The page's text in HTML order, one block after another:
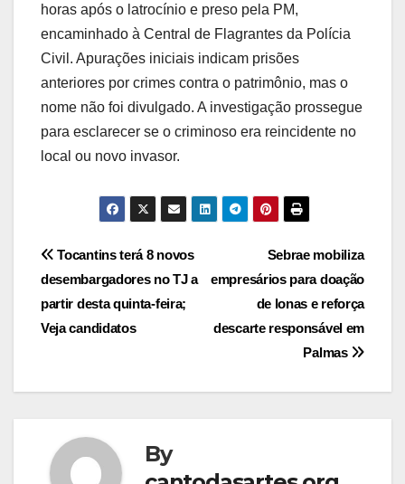
horas após o latrocínio e preso pela PM,
encaminhado à Central de Flagrantes da Polícia
Civil. Apurações iniciais indicam prisões
anteriores por crimes contra o patrimônio, mas o
nome não foi divulgado. A investigação prossegue
para esclarecer se o criminoso era reincidente no
local ou novo invasor.
Post
navigation
Sebrae mobiliza
empresários para doação
de lonas e reforça
descarte responsável em
Palmas
Tocantins terá 8 novos
desembargadores no TJ a
partir desta quinta-feira;
Veja candidatos
By